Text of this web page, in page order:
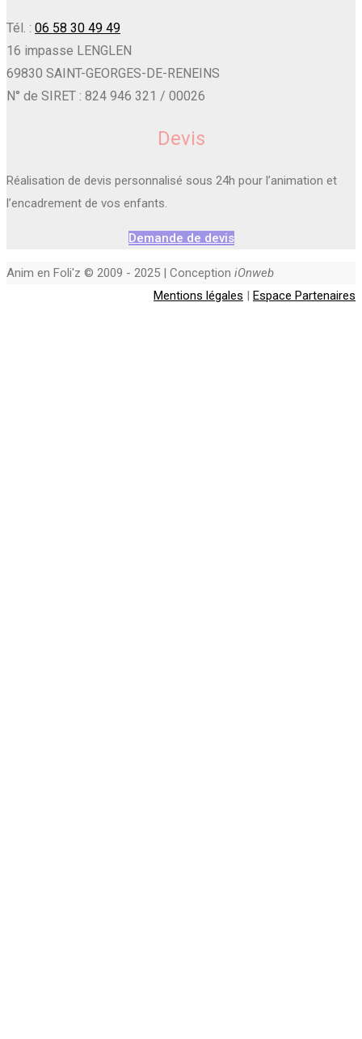
Tél. : 06 58 30 49 49
16 impasse LENGLEN
69830 SAINT-GEORGES-DE-RENEINS
N° de SIRET : 824 946 321 / 00026
Devis
Réalisation de devis personnalisé sous 24h pour l’animation et
l’encadrement de vos enfants.
Demande de devis
Anim en Foli'z © 2009 - 2025 | Conception iOnweb
Mentions légales | Espace Partenaires